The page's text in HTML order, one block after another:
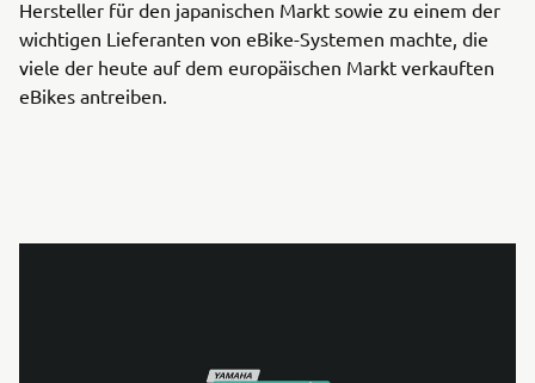
Hersteller für den japanischen Markt sowie zu einem der
wichtigen Lieferanten von eBike-Systemen machte, die
viele der heute auf dem europäischen Markt verkauften
eBikes antreiben.